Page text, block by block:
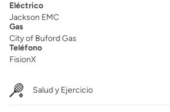
Eléctrico
Jackson EMC
Gas
City of Buford Gas
Teléfono
FisionX
Salud y Ejercicio